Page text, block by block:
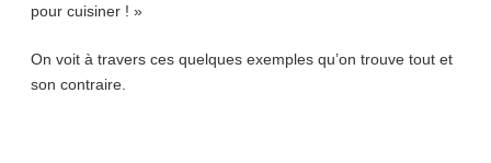
pour cuisiner ! »
On voit à travers ces quelques exemples qu’on trouve tout et
son contraire.